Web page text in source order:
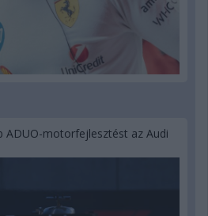
ADUO-motorfejlesztést az Audi